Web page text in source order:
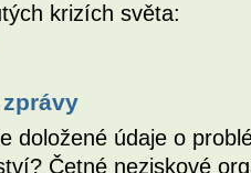
krizích světa:
doložené údaje o
Četné neziskové